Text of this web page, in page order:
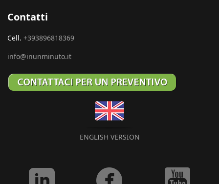
Contatti
Cell. +393896818369
info@inunminuto.it
ENGLISH VERSION